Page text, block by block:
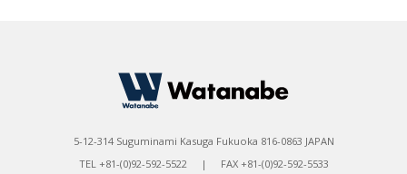
5-12-314 Suguminami Kasuga Fukuoka 816-0863 JAPAN
TEL +81-(0)92-592-5522 | FAX +81-(0)92-592-5533